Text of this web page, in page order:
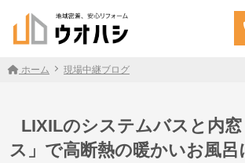
ホーム 現場中継ブログ
LIXILのシステムバスと内
ス」で高断熱の暖かいお風